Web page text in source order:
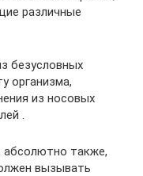
различные
безусловных
организма,
из носовых
.
также,
вызывать